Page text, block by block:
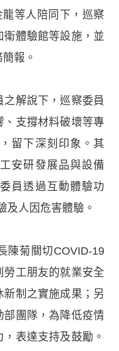
等人陪同下，巡察
衛體驗館等設施，並
報。
解說下，巡察委員
支撐材料破壞等專
留下深刻印象。其
安研發展品與設備
員透過互動體驗功
及人因危害體驗。
陳菊關切COVID-19
工朋友的就業安全
制之實施成果；另
團隊，為降低疫情
表達支持及鼓勵。